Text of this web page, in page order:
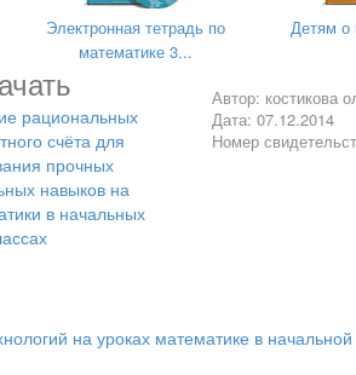
Электронная тетрадь по
математике 3...
Детям о
рациональных
счёта для
прочных
навыков на
в начальных
Автор: костикова
Дата: 07.12.2014
Номер
на уроках математике в